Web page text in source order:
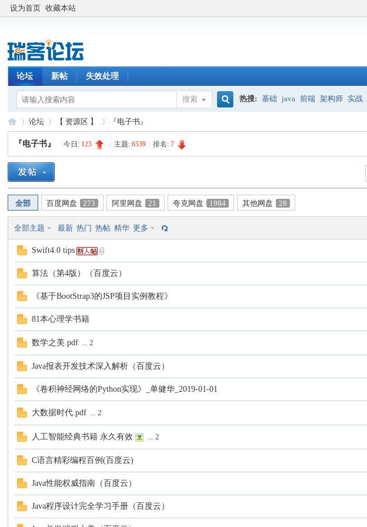
设为首页 收藏本站
论坛 新帖 失效处理
搜索 热搜: 基础 java 前端 架构师 实战
瑞 »
论坛
›
【 资源区 】 『电子书』
『电子书』 今日: 125 主题:6539 排名:7
全部 百度网盘 273 阿里网盘 21 夸克网盘 1984 其他网盘 28
全部主题 最新 热门 热帖 精华 更多
Swift4.0 tips
算法（第4版）（百度云）
《基于BootStrap3的JSP项目实例教程》
81本心理学书籍
数学之美.pdf ... 2
Java报表开发技术深入解析（百度云）
《卷积神经网络的Python实现》_单健华_2019-01-01
大数据时代.pdf ... 2
人工智能经典书籍 永久有效 ... 2
C语言精彩编程百例(百度云)
Java性能权威指南（百度云）
Java程序设计完全学习手册（百度云）